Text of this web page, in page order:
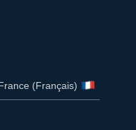
(Français)